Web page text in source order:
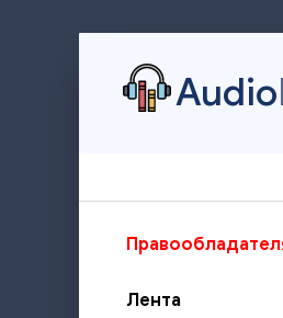
Audio
Лента